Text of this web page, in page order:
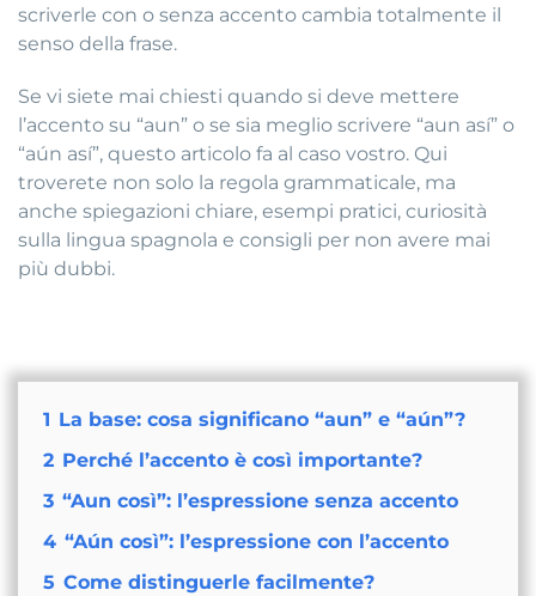
scriverle con o senza accento cambia totalmente il
senso della frase.
Se vi siete mai chiesti quando si deve mettere
l’accento su “aun” o se sia meglio scrivere “aun así” o
“aún así”, questo articolo fa al caso vostro. Qui
troverete non solo la regola grammaticale, ma
anche spiegazioni chiare, esempi pratici, curiosità
sulla lingua spagnola e consigli per non avere mai
più dubbi.
1 La base: cosa significano “aun” e “aún”?
2 Perché l’accento è così importante?
3 “Aun così”: l’espressione senza accento
4 “Aún così”: l’espressione con l’accento
5 Come distinguerle facilmente?